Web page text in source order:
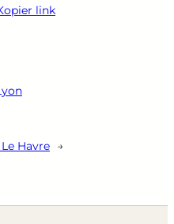
link
Havre →